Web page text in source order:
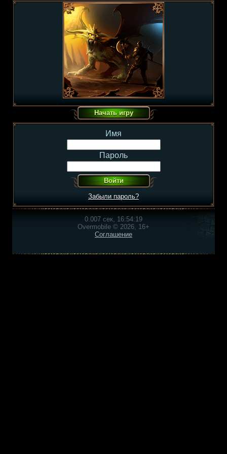
Имя
Пароль
Забыли пароль?
0.007 сек, 16:54:19
Overmobile © 2026, 16+
Соглашение